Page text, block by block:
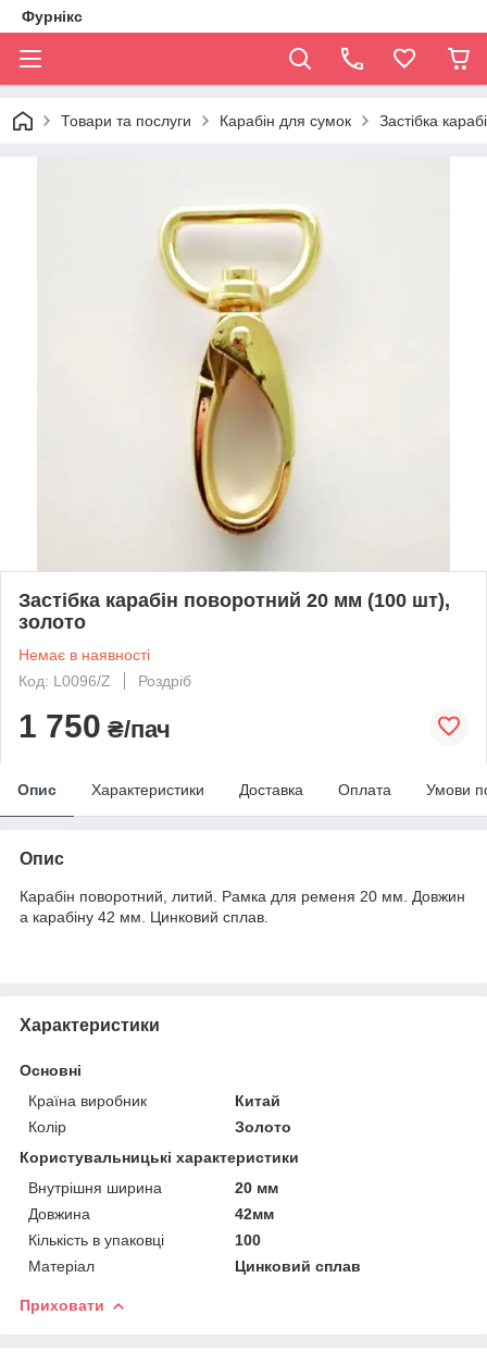
Фурнікс
Товари та послуги Карабін для сумок Застібка
Застібка карабін поворотний 20 мм (100 шт),
золото
Немає в наявності
Код: L0096/Z
Роздріб
1 750 ₴/пач
Опис Характеристики Доставка Оплата Умови
Опис
Карабін поворотний, литий. Рамка для ременя 20 мм. Довжин
а карабіну 42 мм. Цинковий сплав.
Характеристики
Основні
Країна виробник
Китай
Колір
Золото
Користувальницькі характеристики
Внутрішня ширина
20 мм
Довжина
42мм
Кількість в упаковці
100
Матеріал
Цинковий сплав
Приховати